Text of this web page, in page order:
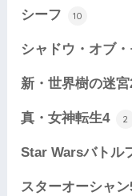
シーフ 10
シャドウ・オブ
新・世界樹の迷
真・女神転生4 2
Star Warsバトル
スターオーシャン